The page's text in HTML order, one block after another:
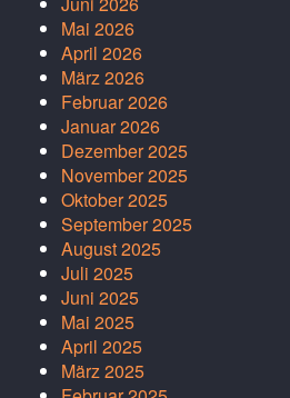
Mai 2026
April 2026
März 2026
Februar 2026
Januar 2026
Dezember 2025
November 2025
Oktober 2025
September 2025
August 2025
Juli 2025
Juni 2025
Mai 2025
April 2025
März 2025